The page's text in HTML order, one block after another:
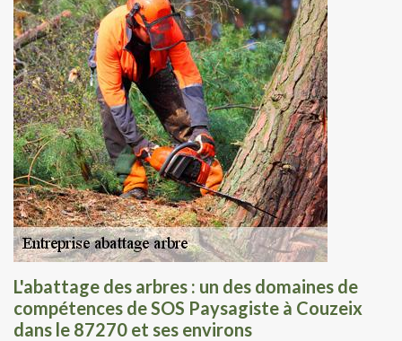
L'abattage des arbres : un des domaines de
compétences de SOS Paysagiste à Couzeix
dans le 87270 et ses environs